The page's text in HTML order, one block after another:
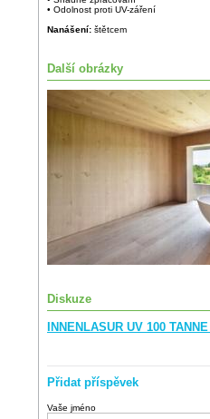
• Odolnost proti UV-záření
Nanášení: štětcem
Další obrázky
Diskuze
INNENLASUR UV 100
Přidat příspěvek
Vaše jméno